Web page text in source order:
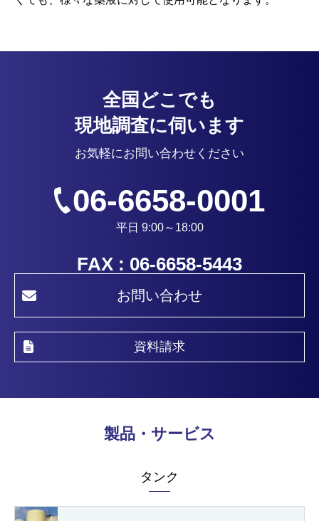
全国どこでも
現地調査に伺います
お気軽にお問い合わせください
06-6658-0001
平日 9:00～18:00
FAX : 06-6658-5443
お問い合わせ
資料請求
製品・サービス
タンク